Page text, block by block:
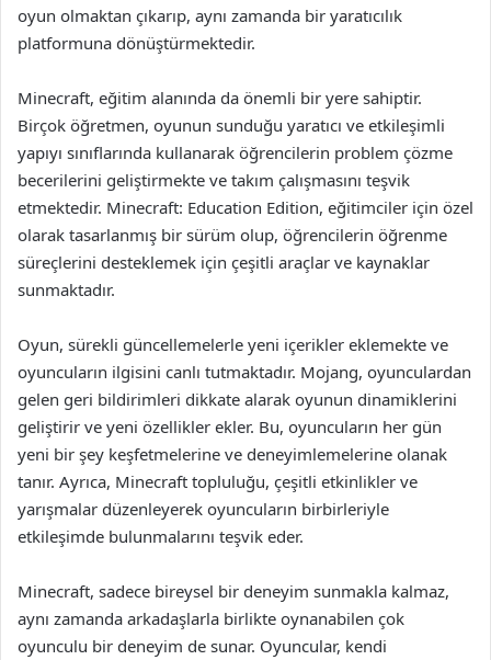
oyun olmaktan çıkarıp, aynı zamanda bir yaratıcılık
platformuna dönüştürmektedir.
Minecraft, eğitim alanında da önemli bir yere sahiptir.
Birçok öğretmen, oyunun sunduğu yaratıcı ve etkileşimli
yapıyı sınıflarında kullanarak öğrencilerin problem çözme
becerilerini geliştirmekte ve takım çalışmasını teşvik
etmektedir. Minecraft: Education Edition, eğitimciler için özel
olarak tasarlanmış bir sürüm olup, öğrencilerin öğrenme
süreçlerini desteklemek için çeşitli araçlar ve kaynaklar
sunmaktadır.
Oyun, sürekli güncellemelerle yeni içerikler eklemekte ve
oyuncuların ilgisini canlı tutmaktadır. Mojang, oyunculardan
gelen geri bildirimleri dikkate alarak oyunun dinamiklerini
geliştirir ve yeni özellikler ekler. Bu, oyuncuların her gün
yeni bir şey keşfetmelerine ve deneyimlemelerine olanak
tanır. Ayrıca, Minecraft topluluğu, çeşitli etkinlikler ve
yarışmalar düzenleyerek oyuncuların birbirleriyle
etkileşimde bulunmalarını teşvik eder.
Minecraft, sadece bireysel bir deneyim sunmakla kalmaz,
aynı zamanda arkadaşlarla birlikte oynanabilen çok
oyunculu bir deneyim de sunar. Oyuncular, kendi